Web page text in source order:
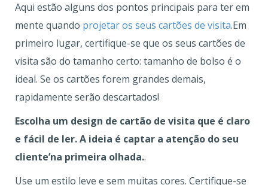
Aqui estão alguns dos pontos principais para ter em
mente quando projetar os seus cartões de visita.Em
primeiro lugar, certifique-se que os seus cartões de
visita são do tamanho certo: tamanho de bolso é o
ideal. Se os cartões forem grandes demais,
rapidamente serão descartados!
Escolha um design de cartão de visita que é claro
e fácil de ler. A ideia é captar a atenção do seu
cliente’na primeira olhada..
Use um estilo leve e sem muitas cores. Certifique-se